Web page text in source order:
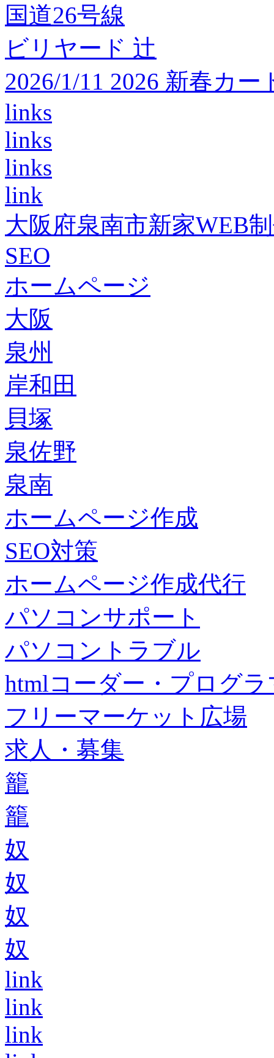
国道26号線
ビリヤード 辻
2026/1/11 2026 新春カ
links
links
links
link
大阪府泉南市新家WEB
SEO
ホームページ
大阪
泉州
岸和田
貝塚
泉佐野
泉南
ホームページ作成
SEO対策
ホームページ作成代行
パソコンサポート
パソコントラブル
htmlコーダー・プログラ
フリーマーケット広場
求人・募集
籠
籠
奴
奴
奴
奴
link
link
link